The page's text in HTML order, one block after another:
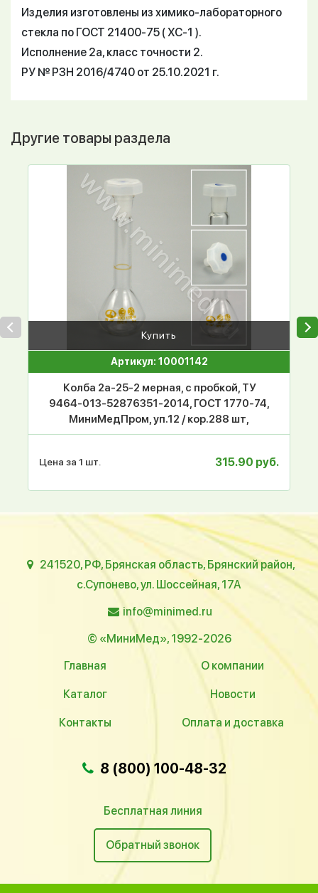
Изделия изготовлены из химико-лабораторного
стекла по ГОСТ 21400-75 ( ХС-1 ).
Исполнение 2а, класс точности 2.
РУ № РЗН 2016/4740 от 25.10.2021 г.
Другие товары раздела
Купить
Артикул: 10001142
Колба 2а-25-2 мерная, с пробкой, ТУ
9464-013-52876351-2014, ГОСТ 1770-74,
МиниМедПром, уп.12 / кор.288 шт,
Цена за 1 шт. 315.90 руб.
241520, РФ, Брянская область, Брянский район,
с.Супонево, ул. Шоссейная, 17А
info@minimed.ru
© «МиниМед», 1992-2026
Главная
О компании
Каталог Новости
Контакты Оплата и доставка
8 (800) 100-48-32
Бесплатная линия
Обратный звонок